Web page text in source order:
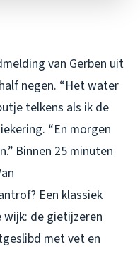
van Gerben uit
negen. “Het water
telkens als ik de
“En morgen
Binnen 25 minuten
Een klassiek
de gietijzeren
met vet en